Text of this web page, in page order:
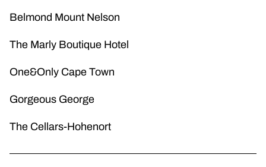
Belmond Mount Nelson
The Marly Boutique Hotel
One&Only Cape Town
Gorgeous George
The Cellars-Hohenort